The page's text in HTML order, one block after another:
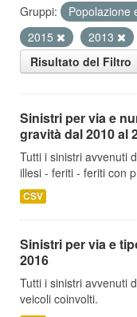
Gruppi:
Popolazione
2015
2013
Risultato del Filtro
Sinistri per via e
gravità dal 2010 al
Tutti i sinistri avvenuti
illesi - feriti - feriti con
CSV
Sinistri per via e
2016
Tutti i sinistri avvenuti
veicoli coinvolti.